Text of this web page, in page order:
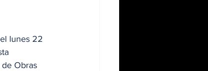
lunes 22
Obras